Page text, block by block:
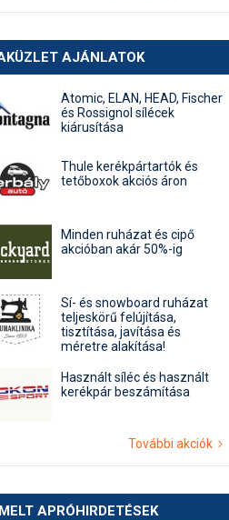
AJÁNLATOK
Atomic, ELAN, HEAD, Fischer
és Rossignol sílécek
kiárusítása
Thule kerékpártartók és
tetőboxok akciós áron
Minden ruházat és cipő
akcióban akár 50%-ig
Sí- és snowboard ruházat
teljeskörű felújítása,
tisztítása, javítása és
méretre alakítása!
Használt síléc és használt
kerékpár beszámítása
További akciók
APRÓHIRDETÉSEK